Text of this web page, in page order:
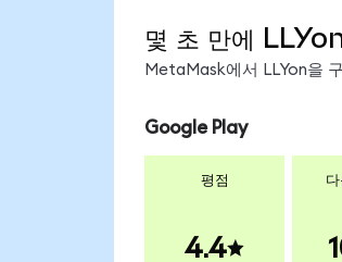
몇 초 만에
MetaMask에서 LLYon을
Google Play
평점
4.4